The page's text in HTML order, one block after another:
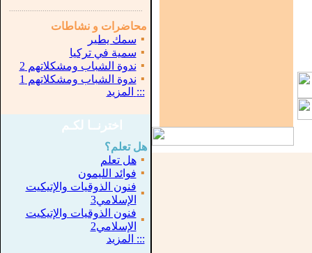
محاضرات و نشاطات
▪ سمك يطير
▪ سمية في تركيا
▪ ندوة الشباب ومشكلاتهم 2
▪ ندوة الشباب ومشكلاتهم 1
::: المزيد
اخترنــا لكـم
هل تعلم؟
▪ هل تعلم
▪ فوائد الليمون
▪
فنون الذوقيات والإتيكيت
الإسلامي3
▪
فنون الذوقيات والإتيكيت
الإسلامي2
::: المزيد